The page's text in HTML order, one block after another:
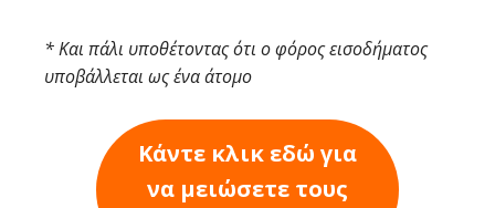
* Και πάλι υποθέτοντας ότι ο φόρος εισοδήματος
υποβάλλεται ως ένα άτομο
Κάντε κλικ εδώ για
να μειώσετε τους